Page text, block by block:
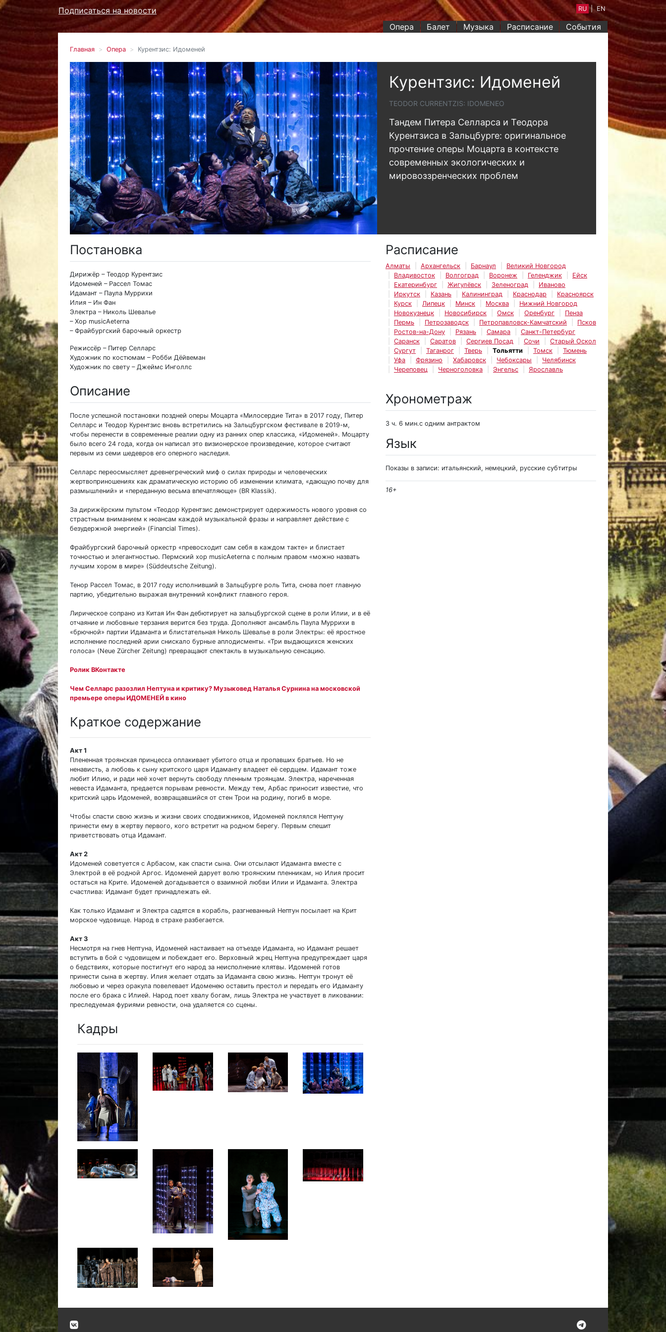
Опера Балет Музыка Расписание События
Подписаться на новости RU | EN
Главная Опера Курентзис: Идоменей
Курентзис: Идоменей
TEODOR CURRENTZIS: IDOMENEO
Тандем Питера Селларса и Теодора
Курентзиса в Зальцбурге: оригинальное
прочтение оперы Моцарта в контексте
современных экологических и
мировоззренческих проблем
Постановка
Дирижёр – Теодор Курентзис
Идоменей – Рассел Томас
Идамант – Паула Муррихи
Илия – Ин Фан
Электра – Николь Шевалье
– Хор musicAeterna
– Фрайбургский барочный оркестр
Режиссёр – Питер Селларс
Художник по костюмам – Робби Дёйвеман
Художник по свету – Джеймс Инголлс
Описание
После успешной постановки поздней оперы Моцарта «Милосердие Тита» в 2017 году, Питер
Селларс и Теодор Курентзис вновь встретились на Зальцбургском фестивале в 2019-м,
чтобы перенести в современные реалии одну из ранних опер классика, «Идоменей». Моцарту
было всего 24 года, когда он написал это визионерское произведение, которое считают
первым из семи шедевров его оперного наследия.
Селларс переосмысляет древнегреческий миф о силах природы и человеческих
жертвоприношениях как драматическую историю об изменении климата, «дающую почву для
размышлений» и «переданную весьма впечатляюще» (BR Klassik).
За дирижёрским пультом «Теодор Курентзис демонстрирует одержимость нового уровня со
страстным вниманием к нюансам каждой музыкальной фразы и направляет действие с
безудержной энергией» (Financial Times).
Фрайбургский барочный оркестр «превосходит сам себя в каждом такте» и блистает
точностью и элегантностью. Пермский хор musicAeterna с полным правом «можно назвать
лучшим хором в мире» (Süddeutsche Zeitung).
Тенор Рассел Томас, в 2017 году исполнивший в Зальцбурге роль Тита, снова поет главную
партию, убедительно выражая внутренний конфликт главного героя.
Лирическое сопрано из Китая Ин Фан дебютирует на зальцбургской сцене в роли Илии, и в её
отчаяние и любовные терзания верится без труда. Дополняют ансамбль Паула Муррихи в
«брючной» партии Идаманта и блистательная Николь Шевалье в роли Электры: её яростное
исполнение последней арии снискало бурные аплодисменты. «Три выдающихся женских
голоса» (Neue Zürcher Zeitung) превращают спектакль в музыкальную сенсацию.
Ролик ВКонтакте
Чем Селларс разозлил Нептуна и критику? Музыковед Наталья Сурнина на московской
премьере оперы ИДОМЕНЕЙ в кино
Краткое содержание
Акт 1
Плененная троянская принцесса оплакивает убитого отца и пропавших братьев. Но не
ненависть, а любовь к сыну критского царя Идаманту владеет её сердцем. Идамант тоже
любит Илию, и ради неё хочет вернуть свободу пленным троянцам. Электра, нареченная
невеста Идаманта, предается порывам ревности. Между тем, Арбас приносит известие, что
критский царь Идоменей, возвращавшийся от стен Трои на родину, погиб в море.
Чтобы спасти свою жизнь и жизни своих сподвижников, Идоменей поклялся Нептуну
принести ему в жертву первого, кого встретит на родном берегу. Первым спешит
приветствовать отца Идамант.
Акт 2
Идоменей советуется с Арбасом, как спасти сына. Они отсылают Идаманта вместе с
Электрой в её родной Аргос. Идоменей дарует волю троянским пленникам, но Илия просит
остаться на Крите. Идоменей догадывается о взаимной любви Илии и Идаманта. Электра
счастлива: Идамант будет принадлежать ей.
Как только Идамант и Электра садятся в корабль, разгневанный Нептун посылает на Крит
морское чудовище. Народ в страхе разбегается.
Акт 3
Несмотря на гнев Нептуна, Идоменей настаивает на отъезде Идаманта, но Идамант решает
вступить в бой с чудовищем и побеждает его. Верховный жрец Нептуна предупреждает царя
о бедствиях, которые постигнут его народ за неисполнение клятвы. Идоменей готов
принести сына в жертву. Илия желает отдать за Идаманта свою жизнь. Нептун тронут её
любовью и через оракула повелевает Идоменею оставить престол и передать его Идаманту
после его брака с Илией. Народ поет хвалу богам, лишь Электра не участвует в ликовании:
преследуемая фуриями ревности, она удаляется со сцены.
Кадры
Расписание
Алматы Архангельск Барнаул
Великий Новгород
Владивосток
Волгоград Воронеж Геленджик
Ейск
Екатеринбург
Жигулёвск Зеленоград
Иваново
Иркутск
Казань Калининград Краснодар
Красноярск
Курск
Липецк Минск Москва
Нижний Новгород
Новокузнецк
Новосибирск Омск Оренбург
Пенза
Пермь
Петрозаводск Петропавловск-Камчатский
Псков
Ростов-на-Дону
Рязань Самара
Санкт-Петербург
Саранск
Саратов Сергиев Посад Сочи
Старый Оскол
Сургут
Таганрог Тверь Тольятти Томск
Тюмень
Уфа
Фрязино Хабаровск Чебоксары
Челябинск
Череповец
Черноголовка Энгельс Ярославль
Хронометраж
3 ч. 6 мин.с одним антрактом
Язык
Показы в записи: итальянский, немецкий, русские субтитры
16+